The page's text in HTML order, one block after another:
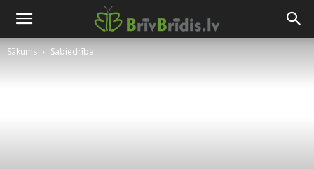
Sākums Sabiedrība